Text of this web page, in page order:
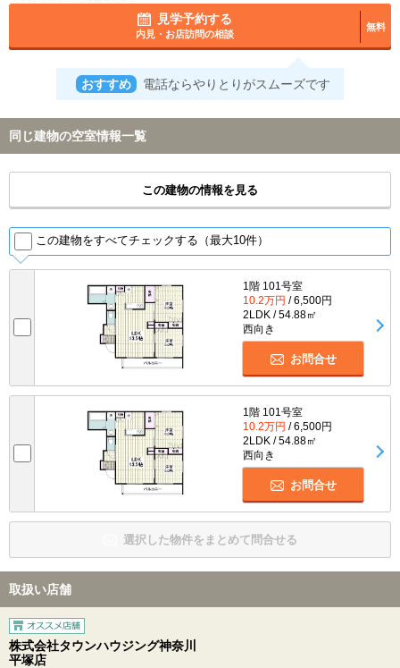
見学予約する
内見・お店訪問の相談
無料
おすすめ 電話ならやりとりがスムーズです
同じ建物の空室情報一覧
この建物の情報を見る
この建物をすべてチェックする（最大10件）
1階 101号室
10.2万円 / 6,500円
2LDK / 54.88㎡
西向き
お問合せ
1階 101号室
10.2万円 / 6,500円
2LDK / 54.88㎡
西向き
お問合せ
選択した物件をまとめて問合せる
取扱い店舗
株式会社タウンハウジング神奈川
平塚店